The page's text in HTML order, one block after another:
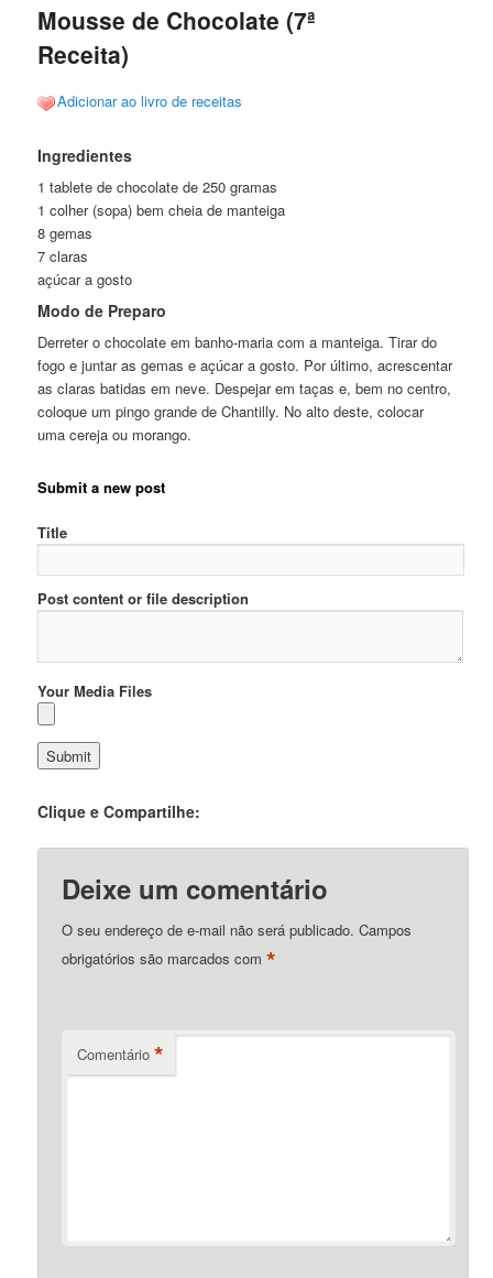
Mousse de Chocolate (7ª
Receita)
Adicionar ao livro de receitas
Ingredientes
1 tablete de chocolate de 250 gramas
1 colher (sopa) bem cheia de manteiga
8 gemas
7 claras
açúcar a gosto
Modo de Preparo
Derreter o chocolate em banho-maria com a manteiga. Tirar do
fogo e juntar as gemas e açúcar a gosto. Por último, acrescentar
as claras batidas em neve. Despejar em taças e, bem no centro,
coloque um pingo grande de Chantilly. No alto deste, colocar
uma cereja ou morango.
Submit a new post
Title
Post content or file description
Your Media Files
Clique e Compartilhe:
Deixe um comentário
O seu endereço de e-mail não será publicado. Campos
obrigatórios são marcados com*
Comentário *